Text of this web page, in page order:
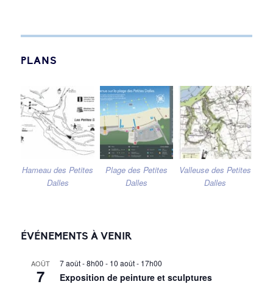
PLANS
Hameau des Petites
Dalles
Plage des Petites
Dalles
Valleuse des Petites
Dalles
ÉVÉNEMENTS À VENIR
AOÛT
7
7 août - 8h00 - 10 août - 17h00
Exposition de peinture et sculptures